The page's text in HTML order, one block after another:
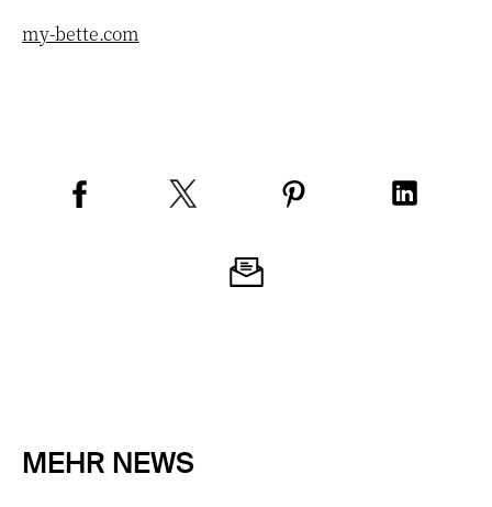
my-bette.com
MEHR NEWS